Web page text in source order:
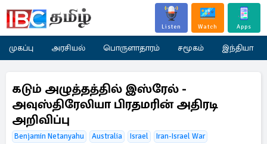
Listen Watch Apps
முகப்பு அரசியல் பொருளாதாரம் சமூகம் இந்தியா
கடும் அழுத்தத்தில் இஸ்ரேல் -
அவுஸ்திரேலியா பிரதமரின் அதிரடி
அறிவிப்பு
Benjamin Netanyahu Australia Israel
Iran-Israel War